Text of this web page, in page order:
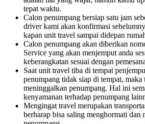
tepat waktu.
Calon penumpang bersiap satu jam
driver kami akan konfirmasi
kapan unit travel sampai didepan
Calon penumpang akan diberikan
Service yang akan menjemput anda
keberangkatan sesuai dengan
Saat unit travel tiba di tempat
penumpang tidak siap di tempat,
meninggalkan penumpang. Hal ini
kenyamanan terhadap penumpang
Mengingat travel merupakan
berharap bisa saling menghormati dan